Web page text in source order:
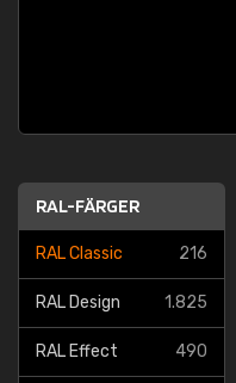
RAL-FÄRGER
RAL Classic 216
RAL Design 1.825
RAL Effect 490